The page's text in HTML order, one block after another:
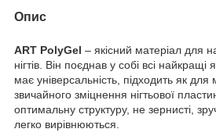
Опис
ART PolyGel – якісний матеріал для
нігтів. Він поєднав у собі всі найкращі
має універсальність, підходить як
звичайного зміцнення нігтьової
оптимальну структуру, не зернисті,
легко вирівнюються.